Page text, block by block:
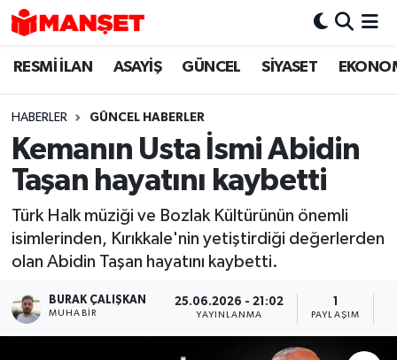
RESMİ İLAN ASAYİŞ GÜNCEL SİYASET
HABERLER GÜNCEL HABERLER
Kemanın Usta İsmi Abidin
Taşan hayatını kaybetti
Türk Halk müziği ve Bozlak Kültürünün önemli
isimlerinden, Kırıkkale'nin yetiştirdiği değerlerden
olan Abidin Taşan hayatını kaybetti.
BURAK ÇALIŞKAN
MUHABIR
25.06.2026 - 21:02
YAYINLANMA PAYLAŞIM
Hava Durumu
Trafik Durumu
Süper Lig Puan Durumu ve Fikstür
Son Dakika Haberleri
Haber Arşivi